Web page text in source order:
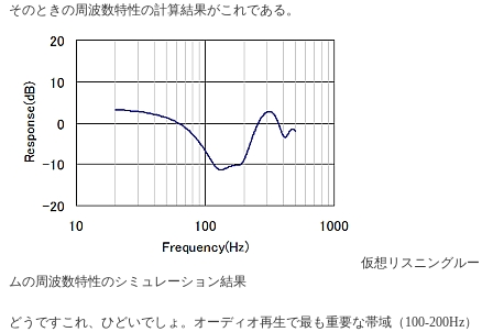
そのときの周波数特性の計算結果がこれである。
仮想リスニングルー
ムの周波数特性のシミュレーション結果
どうですこれ、ひどいでしょ。オーディオ再生で最も重要な帯域（100-200Hz）